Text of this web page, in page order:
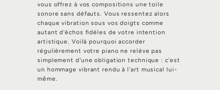
vous offrez à vos compositions une toile
sonore sans défauts. Vous ressentez alors
chaque vibration sous vos doigts comme
autant d'échos fidèles de votre intention
artistique. Voilà pourquoi accorder
régulièrement votre piano ne relève pas
simplement d'une obligation technique : c'est
un hommage vibrant rendu à l'art musical lui-
même.